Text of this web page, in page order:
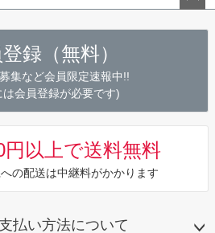
録（無料）
集など会員限定速報中!!
は会員登録が必要です)
円以上で送料無料
の配送は中継料がかかります
払い方法について